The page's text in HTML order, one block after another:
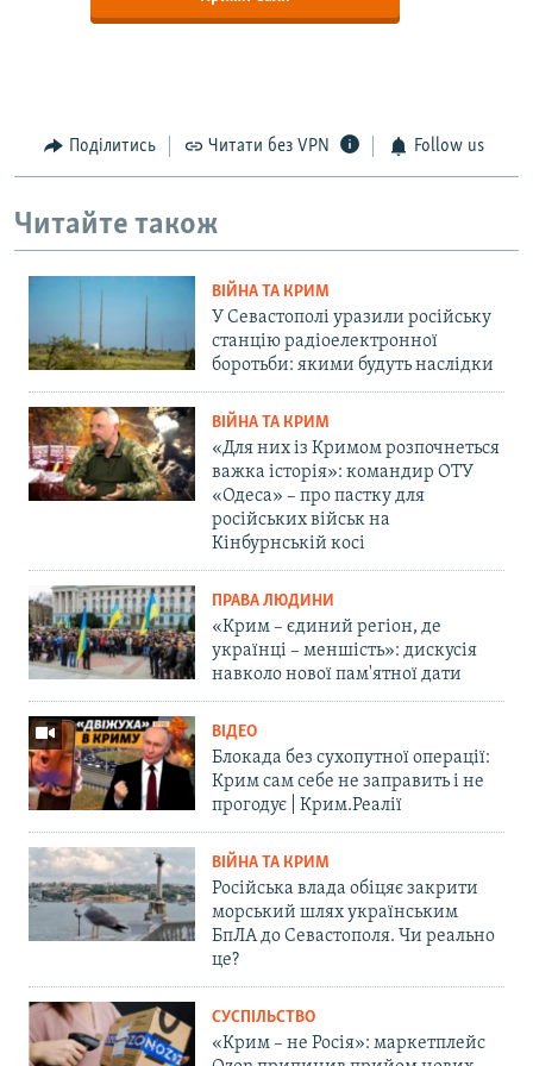
Поділитись Читати без VPN Follow us
Читайте також
ВІЙНА ТА КРИМ
У Севастополі уразили російську
станцію радіоелектронної
боротьби: якими будуть наслідки
ВІЙНА ТА КРИМ
«Для них із Кримом розпочнеться
важка історія»: командир ОТУ
«Одеса» – про пастку для
російських військ на
Кінбурнській косі
ПРАВА ЛЮДИНИ
«Крим – єдиний регіон, де
українці – меншість»: дискусія
навколо нової пам'ятної дати
ВІДЕО
Блокада без сухопутної операції:
Крим сам себе не заправить і не
прогодує | Крим.Реалії
ВІЙНА ТА КРИМ
Російська влада обіцяє закрити
морський шлях українським
БпЛА до Севастополя. Чи реально
це?
СУСПІЛЬСТВО
«Крим – не Росія»: маркетплейс